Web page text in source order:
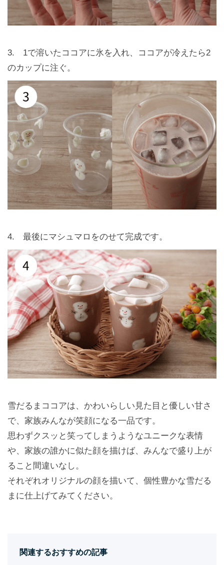
3. 1で溶いたココアに氷を入れ、ココアが冷えたら2
のカップに注ぐ。
4. 最後にマシュマロをのせて完成です。
雪だるまココアは、かわいらしい見た目と優しい甘さ
で、家族みんなが笑顔になる一品です。
思わずクスッと笑ってしまうようなユニークな表情
や、家族の誰かに似た顔を描けば、みんなで盛り上が
ること間違いなし。
それぞれオリジナルの顔を描いて、個性豊かな雪だる
まに仕上げてみてください。
関連するおすすめの記事